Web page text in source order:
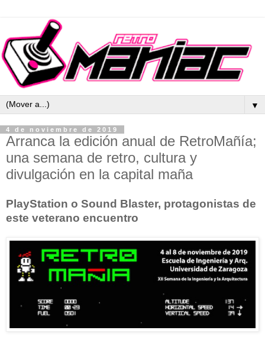
▼
4 de noviembre de 2019
Arranca la edición anual de RetroMañía;
una semana de retro, cultura y
divulgación en la capital maña
PlayStation o Sound Blaster, protagonistas de
este veterano encuentro